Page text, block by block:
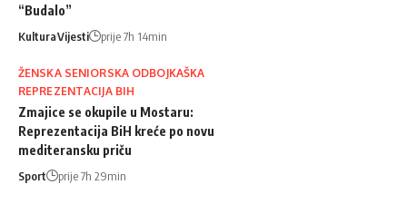
“Budalo”
KulturaVijesti prije 7h 14min
ŽENSKA SENIORSKA ODBOJKAŠKA
REPREZENTACIJA BIH
Zmajice se okupile u Mostaru:
Reprezentacija BiH kreće po novu
mediteransku priču
Sport prije 7h 29min